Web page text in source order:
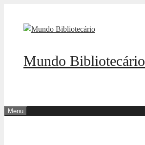
Mundo Bibliotecário
Menu